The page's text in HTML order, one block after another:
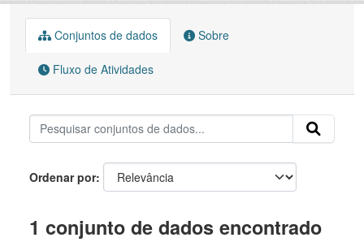
Conjuntos de dados Sobre
Fluxo de Atividades
Ordenar por
1 conjunto de dados encontrado